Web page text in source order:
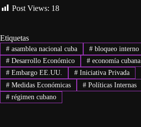
Post Views: 18
Etiquetas
#asamblea nacional cuba #bloqueo interno
#Desarrollo Económico #economía cubana
#Embargo EE.UU. #Iniciativa Privada
#Medidas Económicas #Políticas Internas
#régimen cubano